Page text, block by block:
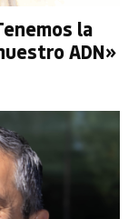
la
ADN»